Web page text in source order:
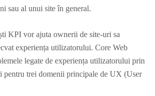
sau al unui site în general.
KPI vor ajuta ownerii de site-uri sa
experiența utilizatorului. Core Web
legate de experiența utilizatorului prin
pentru trei domenii principale de UX (User